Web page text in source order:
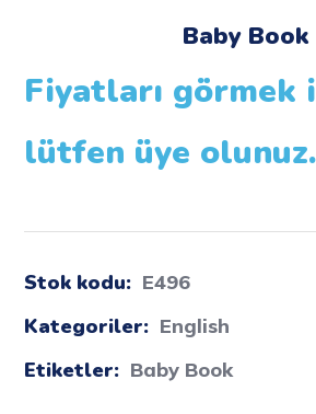
Baby Book
Fiyatları görmek
lütfen üye olunuz.
Stok kodu: E496
Kategoriler: English
Etiketler: Baby Book